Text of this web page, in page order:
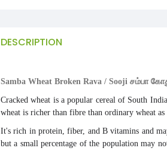
DESCRIPTION
Samba Wheat Broken Rava / Sooji சம்பா
Crackedwheat is a popular cereal of South
wheat is richer than fibre than ordinary wheat
It's rich in protein, fiber, and B vitamins and
but a small percentage of the population may